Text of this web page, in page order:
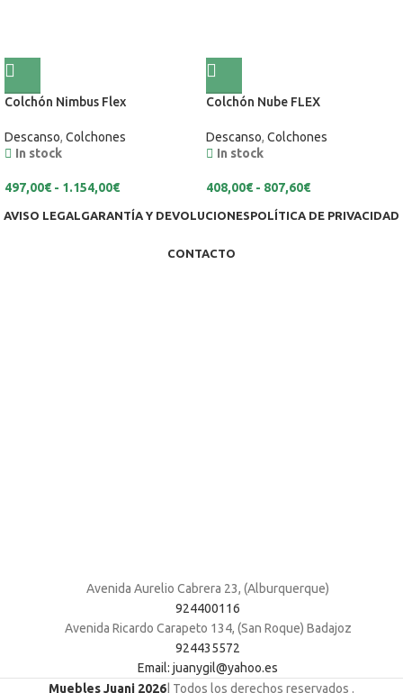
Colchón Nimbus Flex
Descanso, Colchones
In stock
497,00€ - 1.154,00€
Colchón Nube FLEX
Descanso, Colchones
In stock
408,00€ - 807,60€
AVISO LEGAL GARANTÍA Y DEVOLUCIONESPOLÍTICA DE PRIVACIDAD
CONTACTO
Avenida Aurelio Cabrera 23, (Alburquerque)
924400116
Avenida Ricardo Carapeto 134, (San Roque) Badajoz
924435572
Email: juanygil@yahoo.es
Muebles Juani 2026 | Todos los derechos reservados .